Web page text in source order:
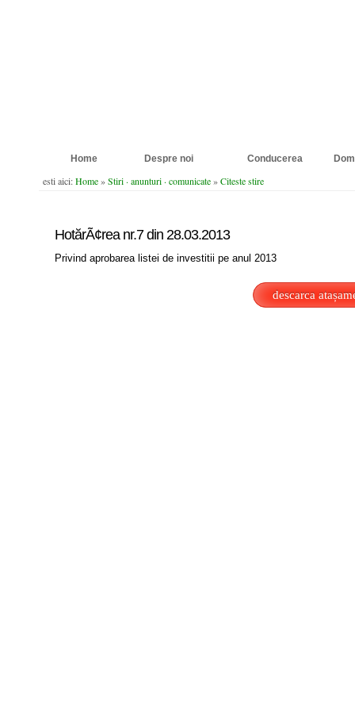
Home Despre noi Conducerea
esti aici:Home»Stiri · anunturi · comunicate»Citeste stire
HotărÃ¢rea nr.7 din 28.03.2013
Privind aprobarea listei de investitii pe anul 2013
descarca